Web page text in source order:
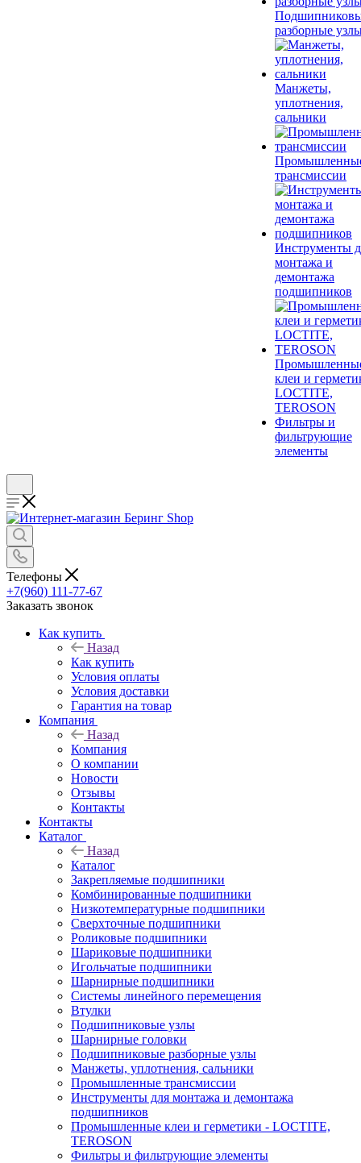
разборные
Манжеты,
уплотнения,
сальники
трансмиссии
Инструменты
монтажа и
демонтажа
подшипников
клеи и
LOCTITE,
TEROSON
Фильтры и
фильтрующие
элементы
Телефоны
+7(960) 111-77-67
Заказать звонок
Как купить
Назад
Как купить
Условия оплаты
Условия доставки
Гарантия на товар
Компания
Назад
Компания
О компании
Новости
Отзывы
Контакты
Контакты
Каталог
Назад
Каталог
Закрепляемые подшипники
Комбинированные подшипники
Низкотемпературные подшипники
Сверхточные подшипники
Роликовые подшипники
Шариковые подшипники
Игольчатые подшипники
Шарнирные подшипники
Системы линейного перемещения
Втулки
Подшипниковые узлы
Шарнирные головки
Подшипниковые разборные узлы
Манжеты, уплотнения, сальники
Промышленные трансмиссии
Инструменты для монтажа и демонтажа
подшипников
Промышленные клеи и герметики - LOCTITE,
TEROSON
Фильтры и фильтрующие элементы